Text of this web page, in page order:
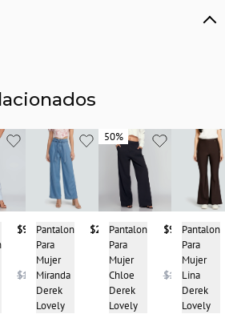
y secar con colores similares y
$93.950
$187.900
Pantalon
Para
Mujer
Miranda
Derek
Lovely
$237.900
50%
50%
Pantalon
Para
Mujer
Chloe
Derek
Lovely
$93.950
$187.900
Pantalon
Para
Mujer
Lina
Derek
Lovely